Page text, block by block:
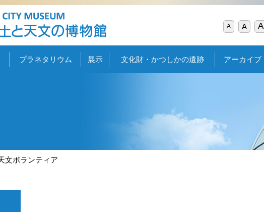
A A A
プラネタリウム 展示 文化財・かつしかの遺跡 アーカイブ
文ボランティア